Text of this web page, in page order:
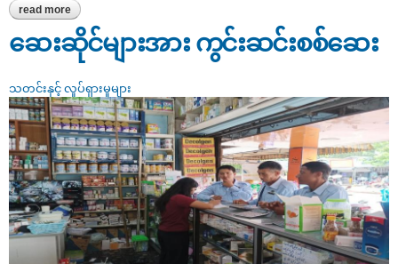
read more about ပြည်ကြီးတံခွန်မြို့နယ်“ ချမ်းမြရွှေပြည်(ယာယီ)”ကားကွင်းရှိ
တစ်ဆင့်ခံဖြန့်ဖြူးရောင်းချသည့် ဈေးသည်များ၊ ဆိုင်ခန်းများဖြင့်
ရောင်းချနေသည့် ဈေးသည်များနှင့် ခြင်းဆွဲ ရောင်းချသည့် ဈေးသည်များ
အား ရောင်းချနေသည့်ကုန်ပစ္စည်းများတွင် ကုန်အညွှန်းအမှတ်အသား
ပြည့်စုံမှ
ဆေးဆိုင်များအား ကွင်းဆင်းစစ်ဆေး
သတင်းနှင့် လှုပ်ရှားမှုများ